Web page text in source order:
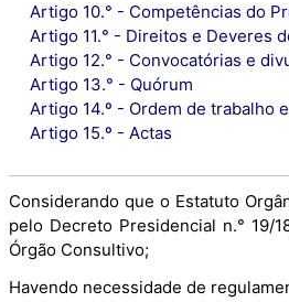
Artigo 10.° - Competências do
Artigo 11.° - Direitos e Deveres
Artigo 12.° - Convocatórias e
Artigo 13.° - Quórum
Artigo 14.º - Ordem de trabalho
Artigo 15.º - Actas
Considerando que o Estatuto
pelo Decreto Presidencial n.° 19/
Órgão Consultivo;
Havendo necessidade de